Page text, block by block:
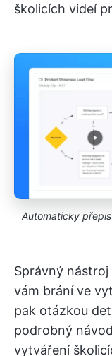
školicích videí
Automaticky
Správný
vám brání ve
pak otázkou
podrobný
vytváření